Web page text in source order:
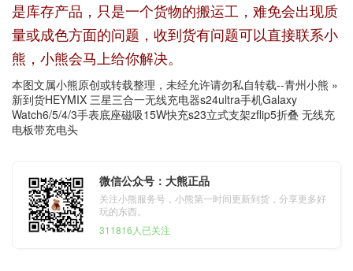
是库存产品，只是一个货物的搬运工，难免会出现质
量或成色方面的问题，收到货有问题可以直接联系小
熊，小熊会马上给你解决。
本图文属小熊原创或转载整理，未经允许请勿私自转载--青州小熊 »
新到货HEYMIX 三星三合一无线充电器s24ultra手机Galaxy
Watch6/5/4/3手表底座磁吸15W快充s23立式支架zflip5折叠 无线充
电板带充电头
微信公众号：大熊正品
关注小熊服务号，小熊第一时间更新到货，分享更多好
玩的东西。
311816人已关注